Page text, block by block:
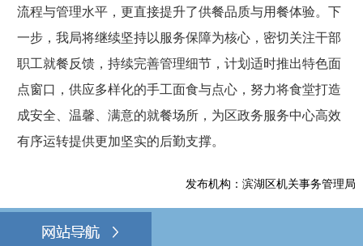
流程与管理水平，更直接提升了供餐品质与用餐体验。下
一步，我局将继续坚持以服务保障为核心，密切关注干部
职工就餐反馈，持续完善管理细节，计划适时推出特色面
点窗口，供应多样化的手工面食与点心，努力将食堂打造
成安全、温馨、满意的就餐场所，为区政务服务中心高效
有序运转提供更加坚实的后勤支撑。
发布机构：滨湖区机关事务管理局